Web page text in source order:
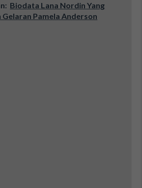
Biodata Lana Nordin Yang
Gelaran Pamela Anderson